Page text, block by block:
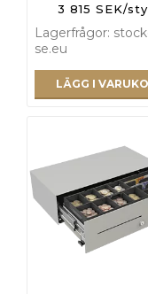
3 815 SEK/
Lagerfrågor:
se.eu
LÄGG I